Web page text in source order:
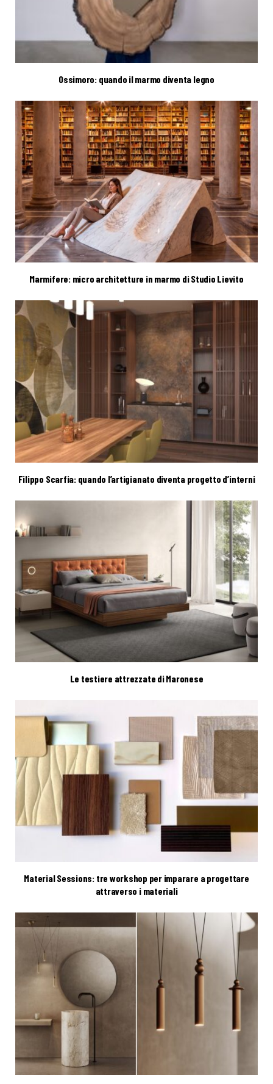
Ossimoro: quando il marmo diventa legno
Marmifere: micro architetture in marmo di Studio Lievito
Filippo Scarfia: quando l’artigianato diventa progetto d’interni
Le testiere attrezzate di Maronese
Material Sessions: tre workshop per imparare a progettare
attraverso i materiali